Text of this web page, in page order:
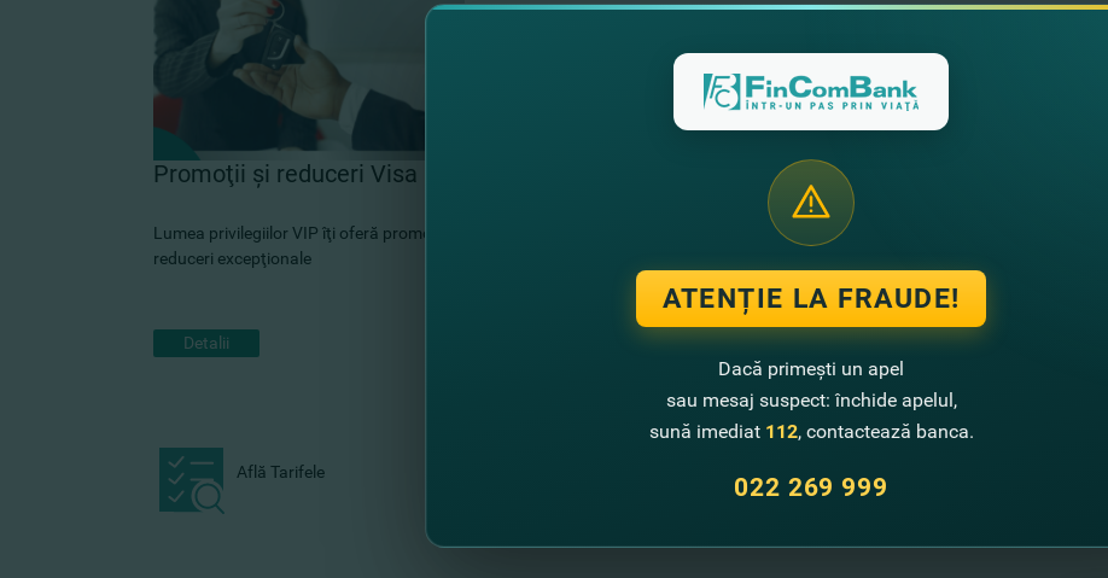
Promoţii şi reduceri Visa
Lumea privilegiilor VIP îţi oferă promoţii şi
reduceri excepţionale
Detalii
Află Tarifele
ATENȚIE LA FRAUDE!
Dacă primești un apel
sau mesaj suspect: închide apelul,
sună imediat 112, contactează banca.
022 269 999